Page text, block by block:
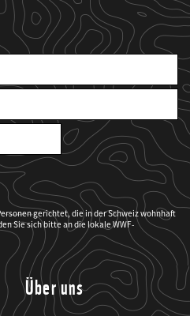
gerichtet, die in der Schweiz wohnhaft
Sie sich bitte an die lokale WWF-
Über uns